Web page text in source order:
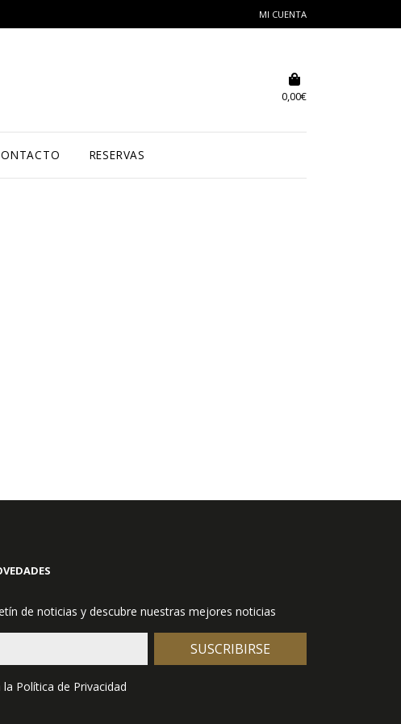
MI CUENTA
RESERVAS
0,00€
de noticias y descubre nuestras mejores noticias
SUSCRIBIRSE
la Política de Privacidad